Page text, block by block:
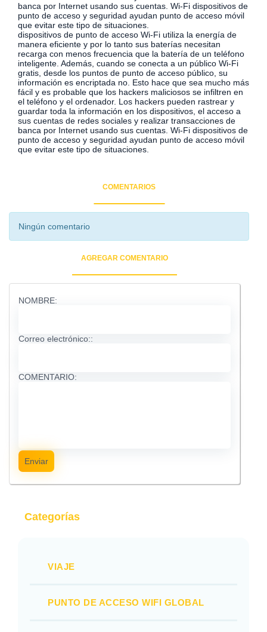
banca por Internet usando sus cuentas. Wi-Fi dispositivos de
punto de acceso y seguridad ayudan punto de acceso móvil
que evitar este tipo de situaciones.
dispositivos de punto de acceso Wi-Fi utiliza la energía de
manera eficiente y por lo tanto sus baterías necesitan
recarga con menos frecuencia que la batería de un teléfono
inteligente. Además, cuando se conecta a un público Wi-Fi
gratis, desde los puntos de punto de acceso público, su
información es encriptada no. Esto hace que sea mucho más
fácil y es probable que los hackers maliciosos se infiltren en
el teléfono y el ordenador. Los hackers pueden rastrear y
guardar toda la información en los dispositivos, el acceso a
sus cuentas de redes sociales y realizar transacciones de
banca por Internet usando sus cuentas. Wi-Fi dispositivos de
punto de acceso y seguridad ayudan punto de acceso móvil
que evitar este tipo de situaciones.
COMENTARIOS
Ningún comentario
AGREGAR COMENTARIO
NOMBRE:
Correo electrónico::
COMENTARIO:
Enviar
Categorías
VIAJE
PUNTO DE ACCESO WIFI GLOBAL